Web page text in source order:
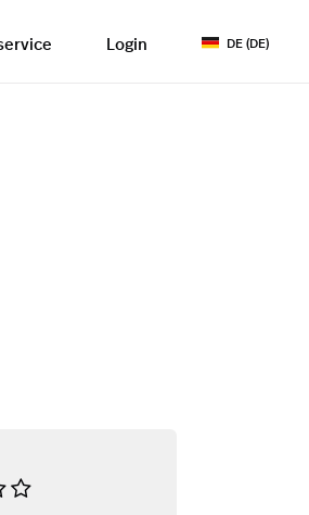
Login DE (DE)